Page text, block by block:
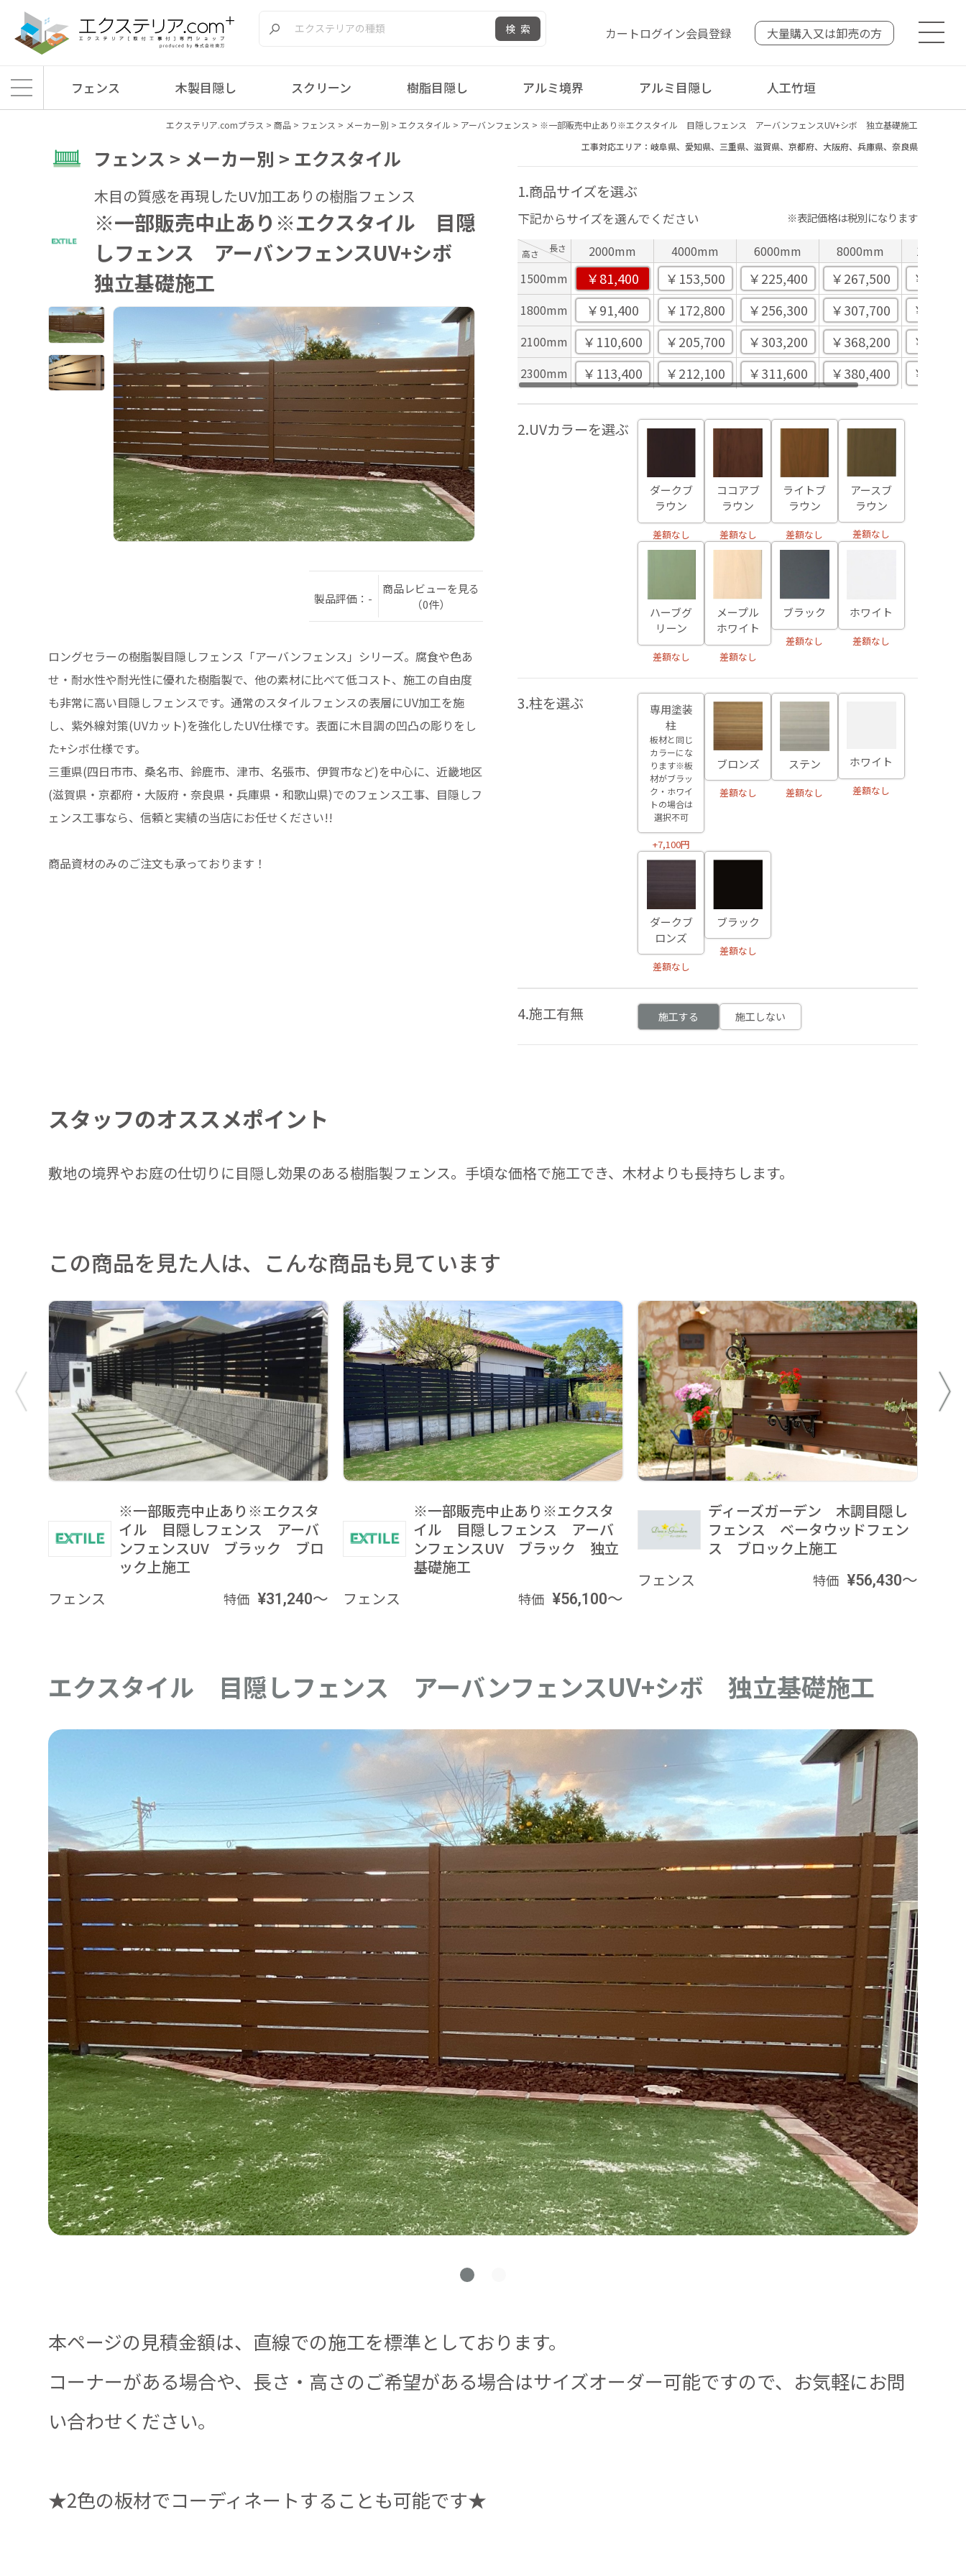
検索 カートログイン会員登録 大量購入又は卸売の方
フェンス 木製目隠し スクリーン 樹脂目隠し アルミ境界 アルミ目隠し 人工竹垣
エクステリア.comプラス > 商品> フェンス > メーカー別 > エクスタイル > アーバンフェンス > ※一部販売中止あり※エクスタイル 目隠しフェンス アーバンフェンスUV+シボ 独立基礎施工
フェンス > メーカー別 > エクスタイル
木目の質感を再現したUV加工ありの樹脂フェンス
※一部販売中止あり※エクスタイル 目隠
しフェンス アーバンフェンスUV+シボ
独立基礎施工
製品評価：-
商品レビューを見る
（0件）
ロングセラーの樹脂製目隠しフェンス「アーバンフェンス」シリーズ。腐食や色あ
せ・耐水性や耐光性に優れた樹脂製で、他の素材に比べて低コスト、施工の自由度
も非常に高い目隠しフェンスです。通常のスタイルフェンスの表層にUV加工を施
し、紫外線対策(UVカット)を強化したUV仕様です。表面に木目調の凹凸の彫りをし
た+シボ仕様です。
三重県(四日市市、桑名市、鈴鹿市、津市、名張市、伊賀市など)を中心に、近畿地区
(滋賀県・京都府・大阪府・奈良県・兵庫県・和歌山県)でのフェンス工事、目隠しフ
ェンス工事なら、信頼と実績の当店にお任せください!!
商品資材のみのご注文も承っております！
工事対応エリア：岐阜県、愛知県、三重県、滋賀県、京都府、大阪府、兵庫県、奈良県
1.商品サイズを選ぶ
下記からサイズを選んでください ※表記価格は税別になります
高さ 長さ 2000mm 4000mm 6000mm 8000mm
1500mm
￥81,400 ￥153,500 ￥225,400 ￥267,500 ￥
1800mm ￥91,400 ￥172,800 ￥256,300 ￥307,700 ￥
2100mm ￥110,600 ￥205,700 ￥303,200 ￥368,200 ￥
2300mm ￥113,400 ￥212,100 ￥311,600 ￥380,400 ￥
2.UVカラーを選ぶ
ダークブ
ラウン
差額なし
ココアブ
ラウン
差額なし
ライトブ
ラウン
差額なし
アースブ
ラウン
差額なし
ハーブグ
リーン
差額なし
メープル
ホワイト
差額なし
ブラック
差額なし
ホワイト
差額なし
3.柱を選ぶ
専用塗装
柱
板材と同じ
カラーにな
ります※板
材がブラッ
ク・ホワイ
トの場合は
選択不可
+7,100円
ブロンズ
差額なし
ステン
差額なし
ホワイト
差額なし
ダークブ
ロンズ
差額なし
ブラック
差額なし
4.施工有無 施工する 施工しない
スタッフのオススメポイント
敷地の境界やお庭の仕切りに目隠し効果のある樹脂製フェンス。手頃な価格で施工でき、木材よりも長持ちします。
この商品を見た人は、こんな商品も見ています
※一部販売中止あり※エクスタ
イル 目隠しフェンス アーバ
ンフェンスUV ブラック ブロ
ック上施工
フェンス
特価 ¥31,240～
※一部販売中止あり※エクスタ
イル 目隠しフェンス アーバ
ンフェンスUV ブラック 独立
基礎施工
フェンス
特価 ¥56,100～
ディーズガーデン 木調目隠し
フェンス ベータウッドフェン
ス ブロック上施工
フェンス
特価 ¥56,430～
エクスタイル 目隠しフェンス アーバンフェンスUV+シボ 独立基礎施工
本ページの見積金額は、直線での施工を標準としております。
コーナーがある場合や、長さ・高さのご希望がある場合はサイズオーダー可能ですので、お気軽にお問
い合わせください。
★2色の板材でコーディネートすることも可能です★